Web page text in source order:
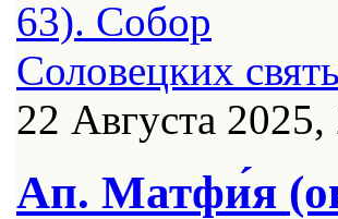
22 Августа 2025,
Ап. Матфи́я